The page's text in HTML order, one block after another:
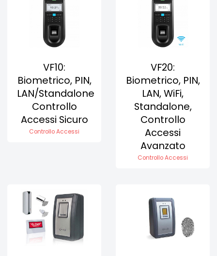
VF10:
Biometrico, PIN,
LAN/Standalone
Controllo
Accessi Sicuro
Controllo Accessi
VF20:
Biometrico, PIN,
LAN, WiFi,
Standalone,
Controllo
Accessi
Avanzato
Controllo Accessi